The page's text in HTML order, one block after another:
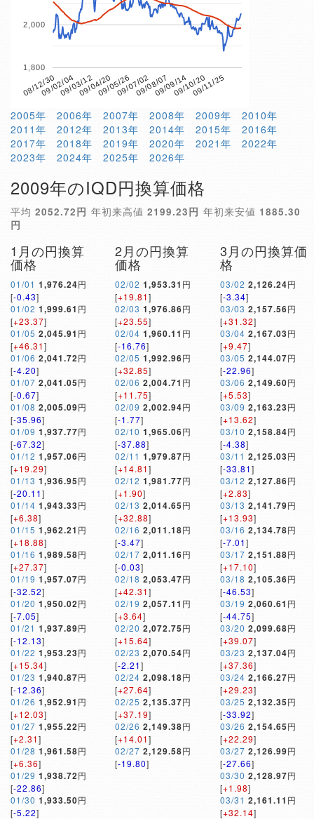
08/12/3009/02/0409/03/1209/04/2009/05/2609/07/0209/08/0709/09/1409/10/2009/11/25
1,800
2,000
2005年 2006年 2007年 2008年 2009年
2010年
2011年
2012年 2013年 2014年 2015年
2016年
2017年
2018年 2019年 2020年 2021年
2022年
2023年
2024年 2025年 2026年
2009年のIQD円換算価格
平均 2052.72円 年初来高値 2199.23円 年初来安値 1885.30
円
1月の円換算
価格
01/01 1,976.24円
[-0.43]
01/02 1,999.61 円
[+23.37]
01/05 2,045.91 円
[+46.31]
01/06 2,041.72円
[-4.20]
01/07 2,041.05円
[-0.67]
01/08 2,005.09円
[-35.96]
01/09 1,937.77円
[-67.32]
01/12 1,957.06円
[+19.29]
01/13 1,936.95円
[-20.11]
01/14 1,943.33円
[+6.38]
01/15 1,962.21 円
[+18.88]
01/16 1,989.58円
[+27.37]
01/19 1,957.07円
[-32.52]
01/20 1,950.02円
[-7.05]
01/21 1,937.89円
[-12.13]
01/22 1,953.23円
[+15.34]
01/23 1,940.87円
[-12.36]
01/26 1,952.91 円
[+12.03]
01/27 1,955.22円
[+2.31]
01/28 1,961.58円
[+6.36]
01/29 1,938.72円
[-22.86]
01/30 1,933.50円
[-5.22]
2月の円換算
価格
02/02 1,953.31 円
[+19.81]
02/03 1,976.86円
[+23.55]
02/04 1,960.11 円
[-16.76]
02/05 1,992.96円
[+32.85]
02/06 2,004.71 円
[+11.75]
02/09 2,002.94円
[-1.77]
02/10 1,965.06円
[-37.88]
02/11 1,979.87円
[+14.81]
02/12 1,981.77円
[+1.90]
02/13 2,014.65円
[+32.88]
02/16 2,011.18円
[-3.47]
02/17 2,011.16円
[-0.03]
02/18 2,053.47円
[+42.31]
02/19 2,057.11 円
[+3.64]
02/20 2,072.75円
[+15.64]
02/23 2,070.54円
[-2.21]
02/24 2,098.18円
[+27.64]
02/25 2,135.37円
[+37.19]
02/26 2,149.38円
[+14.01]
02/27 2,129.58円
[-19.80]
3月の円換算価
格
03/02 2,126.24円
[-3.34]
03/03 2,157.56円
[+31.32]
03/04 2,167.03円
[+9.47]
03/05 2,144.07円
[-22.96]
03/06 2,149.60円
[+5.53]
03/09 2,163.23円
[+13.62]
03/10 2,158.84円
[-4.38]
03/11 2,125.03円
[-33.81]
03/12 2,127.86円
[+2.83]
03/13 2,141.79円
[+13.93]
03/16 2,134.78円
[-7.01]
03/17 2,151.88円
[+17.10]
03/18 2,105.36円
[-46.53]
03/19 2,060.61 円
[-44.75]
03/20 2,099.68円
[+39.07]
03/23 2,137.04円
[+37.36]
03/24 2,166.27円
[+29.23]
03/25 2,132.35円
[-33.92]
03/26 2,154.65円
[+22.29]
03/27 2,126.99円
[-27.66]
03/30 2,128.97円
[+1.98]
03/31 2,161.11 円
[+32.14]